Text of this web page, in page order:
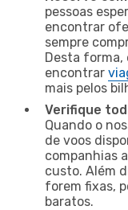
pessoas
encontrar
sempre
Desta forma,
encontrar
mais pelos
Verifique
Quando o
de voos
companhias
custo. Além
forem fixas,
baratos.